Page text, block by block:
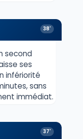
38'
second
ses
infériorité
sans
immédiat.
37'